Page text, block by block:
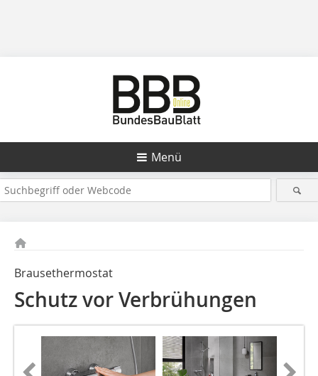
Menü
Brausethermostat
Schutz vor Verbrühungen